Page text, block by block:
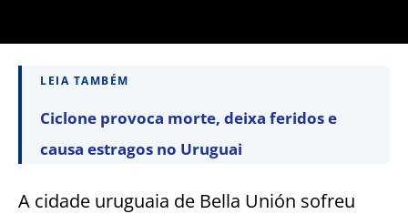
LEIA TAMBÉM
Ciclone provoca morte, deixa feridos e
causa estragos no Uruguai
A cidade uruguaia de Bella Unión sofreu